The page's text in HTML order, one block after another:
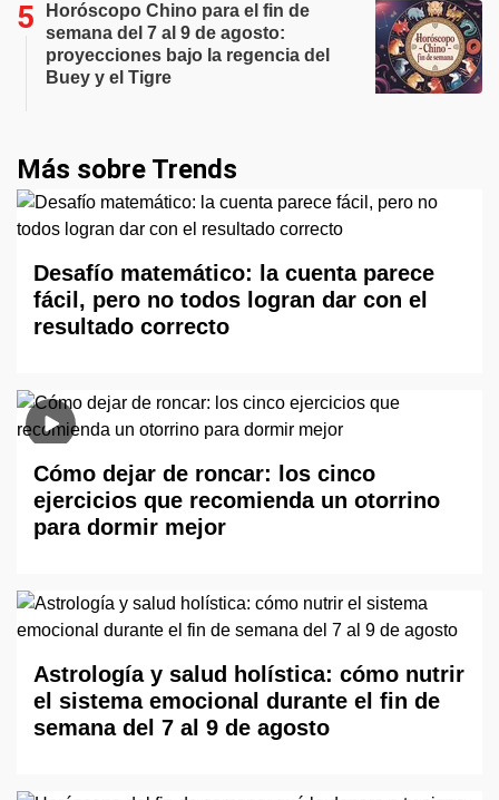
Horóscopo Chino para el fin de
semana del 7 al 9 de agosto:
proyecciones bajo la regencia del
Buey y el Tigre
Más sobre Trends
Desafío matemático: la cuenta parece
fácil, pero no todos logran dar con el
resultado correcto
Cómo dejar de roncar: los cinco
ejercicios que recomienda un otorrino
para dormir mejor
Astrología y salud holística: cómo nutrir
el sistema emocional durante el fin de
semana del 7 al 9 de agosto